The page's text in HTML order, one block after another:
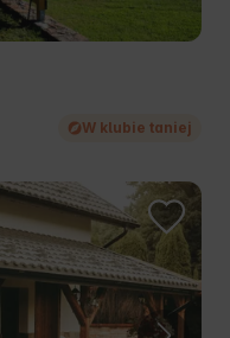
W klubie taniej